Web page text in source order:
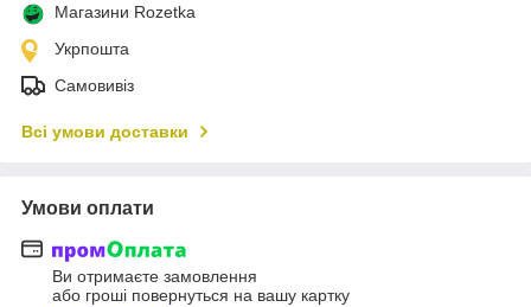
Магазини Rozetka
Укрпошта
Самовивіз
Всі умови доставки
Умови оплати
Ви отримаєте замовлення
або гроші повернуться на вашу картку